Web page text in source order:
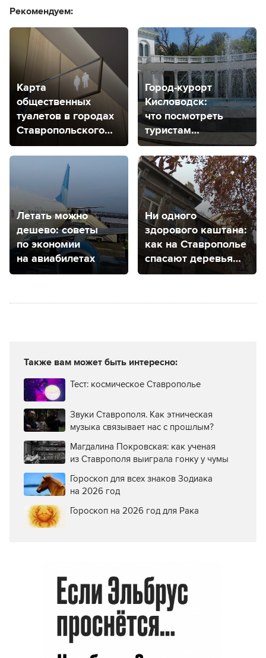
Рекомендуем:
Карта
общественных
туалетов в городах
Ставропольского
края
Город-курорт
Кисловодск:
что посмотреть
туристам
и где остановиться
Летать можно
дешево: советы
по экономии
на авиабилетах
Ни одного
здорового каштана:
как на Ставрополье
спасают деревья
от минирующей
Также вам может быть интересно:
Тест: космическое Ставрополье
Звуки Ставрополя. Как этническая
музыка связывает нас с прошлым?
Магдалина Покровская: как ученая
из Ставрополя выиграла гонку у чумы
Гороскоп для всех знаков Зодиака
на 2026 год
Гороскоп на 2026 год для Рака